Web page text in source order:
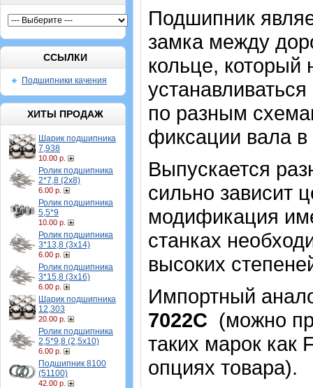
ССЫЛКИ
Подшипники качения
ХИТЫ ПРОДАЖ
Шарик подшипника
7,938
10.00 р.
Ролик подшипника
2*7,8 (2х8)
6.00 р.
Ролик подшипника
5,5*9
10.00 р.
Ролик подшипника
3*13,8 (3х14)
6.00 р.
Ролик подшипника
3*15,8 (3х16)
6.00 р.
Шарик подшипника
12,303
20.00 р.
Ролик подшипника
2,5*9,8 (2,5х10)
6.00 р.
Подшипник 8100
(51100)
42.00 р.
Подшипник
замка между
кольце,
по разным
фиксации вала
Выпускается
сильно зависит
модификация
станках
высоких
Импортный
7022С (можно
таких марок как
опциях товара).